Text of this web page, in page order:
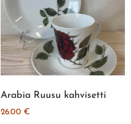
Arabia Ruusu kahvisetti
26.00 €